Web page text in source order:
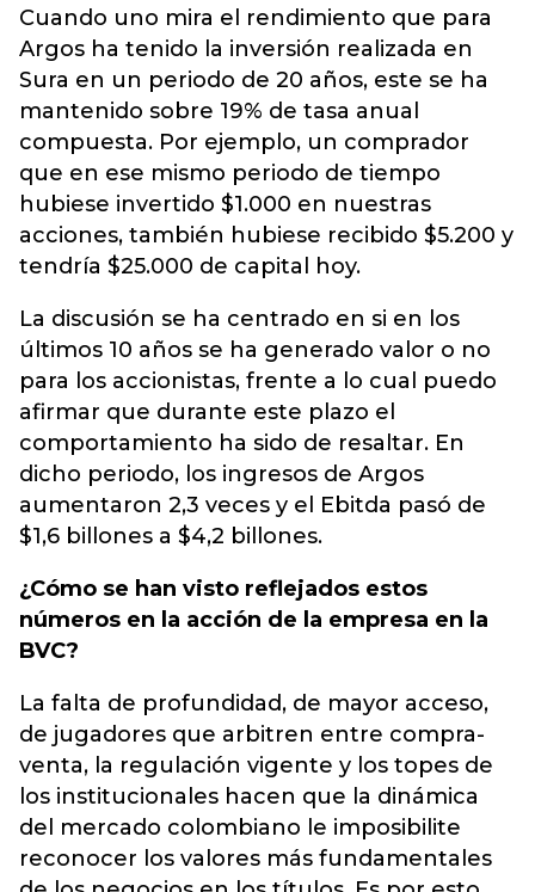
Cuando uno mira el rendimiento que para
Argos ha tenido la inversión realizada en
Sura en un periodo de 20 años, este se ha
mantenido sobre 19% de tasa anual
compuesta. Por ejemplo, un comprador
que en ese mismo periodo de tiempo
hubiese invertido $1.000 en nuestras
acciones, también hubiese recibido $5.200 y
tendría $25.000 de capital hoy.
La discusión se ha centrado en si en los
últimos 10 años se ha generado valor o no
para los accionistas, frente a lo cual puedo
afirmar que durante este plazo el
comportamiento ha sido de resaltar. En
dicho periodo, los ingresos de Argos
aumentaron 2,3 veces y el Ebitda pasó de
$1,6 billones a $4,2 billones.
¿Cómo se han visto reflejados estos
números en la acción de la empresa en la
BVC?
La falta de profundidad, de mayor acceso,
de jugadores que arbitren entre compra-
venta, la regulación vigente y los topes de
los institucionales hacen que la dinámica
del mercado colombiano le imposibilite
reconocer los valores más fundamentales